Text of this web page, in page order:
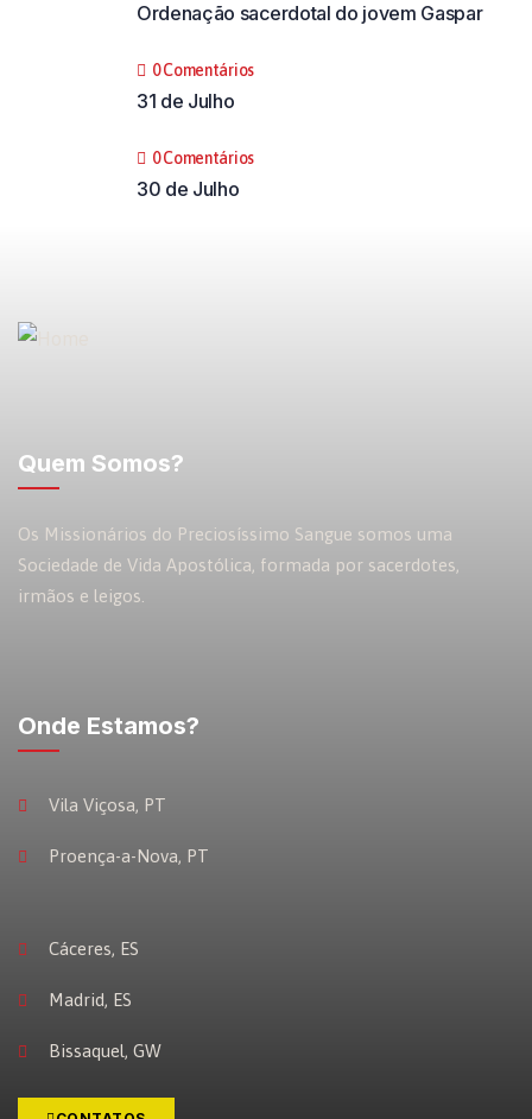
Ordenação sacerdotal do jovem Gaspar
0 Comentários
31 de Julho
0 Comentários
30 de Julho
Quem Somos?
Os Missionários do Preciosíssimo Sangue somos uma
Sociedade de Vida Apostólica, formada por sacerdotes,
irmãos e leigos.
Onde Estamos?
Vila Viçosa, PT
Proença-a-Nova, PT
Cáceres, ES
Madrid, ES
Bissaquel, GW